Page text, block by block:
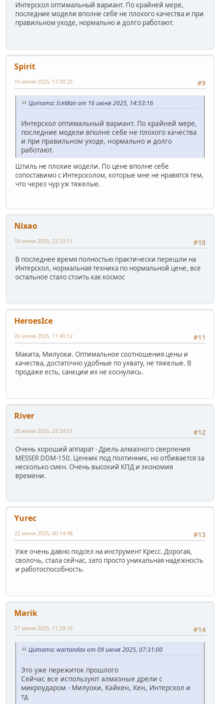
Интерскол оптимальный вариант. По крайней мере,
последние модели вполне себе не плохого качества и при
правильном уходе, нормально и долго работают.
Spirit
#9
16 июня 2025, 17:30:25
Цитата: IceMan от 16 июня 2025, 14:53:16
Интерскол оптимальный вариант. По крайней мере,
последние модели вполне себе не плохого качества
и при правильном уходе, нормально и долго
работают.
Штиль не плохие модели. По цене вполне себе
сопоставимо с Интерсколом, которые мне не нравятся тем,
что через чур уж тяжелые.
Nixao
#10
18 июня 2025, 23:23:11
В последнее время полностью практически перешли на
Интерскол, нормальная техника по нормальной цене, все
остальное стало стоить как космос
HeroesIce
#11
20 июня 2025, 11:40:12
Макита, Милуоки. Оптимальное соотношения цены и
качества, достаточно удобные по ухвату, не тяжелые. В
продаже есть, санкции их не коснулись.
River
#12
20 июня 2025, 23:24:01
Очень хороший аппарат - Дрель алмазного сверления
MESSER DDM-150. Ценник под полтинник, но отбивается за
несколько смен. Очень высокий КПД и экономия
времени.
Yurec
#13
22 июня 2025, 00:14:48
Уже очень давно подсел на инструмент Кресс. Дорогая,
сволочь, стала сейчас, зато просто уникальная надежность
и работоспособность.
Marik
#14
27 июня 2025, 11:29:16
Цитата: wartandax от 09 июня 2025, 07:31:00
Это уже пережиток прошлого
Сейчас все используют алмазные дрели с
микроударом - Милуоки, Кайкен, Кен, Интерскол и
тд